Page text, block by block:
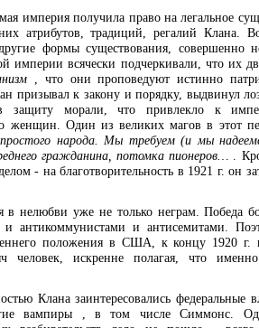
империя получила право на легальное
атрибутов, традиций, регалий Клана.
формы существования, совершенно
империи всячески подчеркивали, что их
, что они проповедуют истинно
призывал к закону и порядку, выдвинул
защиту морали, что привлекло к
женщин. Один из великих магов в этот
народа. Мы требуем (и мы
гражданина, потомка пионеров…
.
- на благотворительность в 1921 г. он
в нелюбви уже не только неграм. Победа
антикоммунистами и антисемитами.
положения в США, к концу 1920
человек, искренне полагая, что
Клана заинтересовались федеральные
вампиры , в том числе Симмонс.